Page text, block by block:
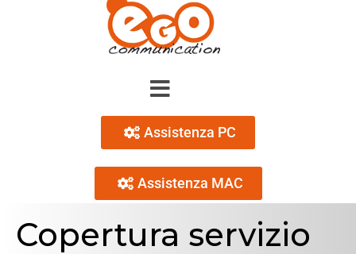
Assistenza PC
Assistenza MAC
Copertura servizio